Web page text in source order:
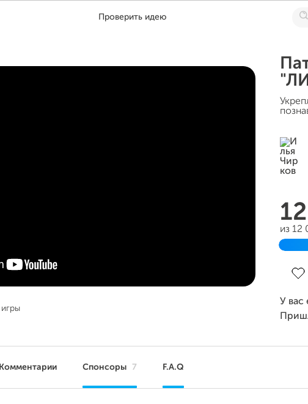
Проверить идею
из 12
У вас
Комментарии Спонсоры 7 F.A.Q